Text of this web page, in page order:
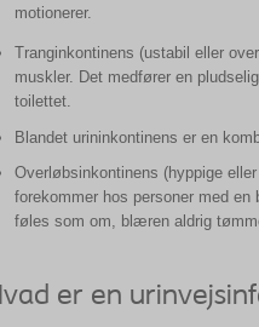
motionerer.
Tranginkontinens (ustabil eller
muskler. Det medfører en
toilettet.
Blandet urininkontinens er en
Overløbsinkontinens (hyppige
forekommer hos personer med
føles som om, blæren aldrig
er en